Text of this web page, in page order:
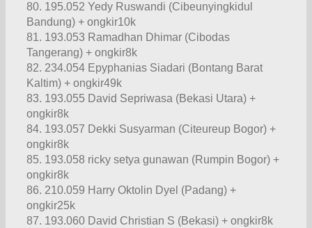
80. 195.052 Yedy Ruswandi (Cibeunyingkidul
Bandung) + ongkir10k
81. 193.053 Ramadhan Dhimar (Cibodas
Tangerang) + ongkir8k
82. 234.054 Epyphanias Siadari (Bontang Barat
Kaltim) + ongkir49k
83. 193.055 David Sepriwasa (Bekasi Utara) +
ongkir8k
84. 193.057 Dekki Susyarman (Citeureup Bogor) +
ongkir8k
85. 193.058 ricky setya gunawan (Rumpin Bogor) +
ongkir8k
86. 210.059 Harry Oktolin Dyel (Padang) +
ongkir25k
87. 193.060 David Christian S (Bekasi) + ongkir8k